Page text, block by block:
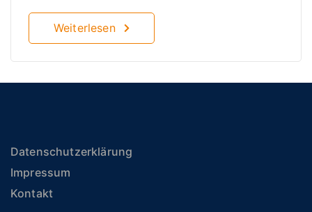
Weiterlesen
Datenschutzerklärung
Impressum
Kontakt